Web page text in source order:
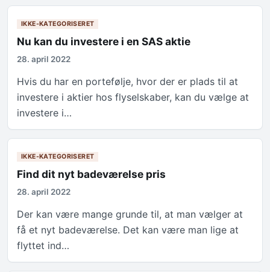
IKKE-KATEGORISERET
Nu kan du investere i en SAS aktie
28. april 2022
Hvis du har en portefølje, hvor der er plads til at
investere i aktier hos flyselskaber, kan du vælge at
investere i…
IKKE-KATEGORISERET
Find dit nyt badeværelse pris
28. april 2022
Der kan være mange grunde til, at man vælger at
få et nyt badeværelse. Det kan være man lige at
flyttet ind…